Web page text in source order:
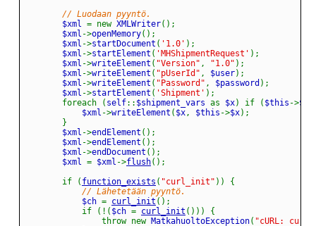
// Luodaan pyyntö.
		$xml
= new XMLWriter( ) ;
		$xml
->openMemory( ) ;
		$xml
->startDocument ( '1.0' ) ;
		$xml
->startElement ( 'MHShipmentRequest' ) ;
		$xml
->writeElement ( "Version" , "1.0" ) ;
		$xml
->writeElement ( "pUserId" , $user) ;
		$xml
->writeElement ( "Password" , $password ) ;
		$xml
->startElement ( 'Shipment' ) ;
foreach
( self:: $shipment_vars as $x) if ( $this ->$x
			$xml
->writeElement ( $x, $this ->$x) ;
}
		$xml
->endElement ( ) ;
		$xml
->endElement ( ) ;
		$xml
->endDocument ( ) ;
		$xml
= $xml ->flush( ) ;
if
( function_exists ( "curl_init" ) )
{
// Lähetetään pyyntö.
			$ch
= curl_init ( ) ;
if
( ! ( $ch = curl_init ( ) ) )
{
throw new MatkahuoltoException( "cURL: